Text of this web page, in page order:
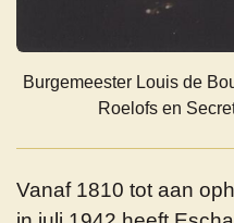
Burgemeester Louis de
Roelofs en
Vanaf 1810 tot aan